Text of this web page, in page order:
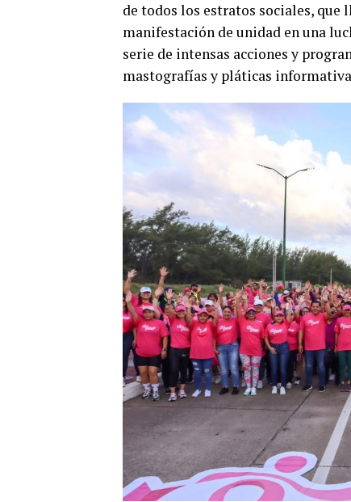
de todos los estratos sociales, que
manifestación de unidad en una
serie de intensas acciones y
mastografías y pláticas